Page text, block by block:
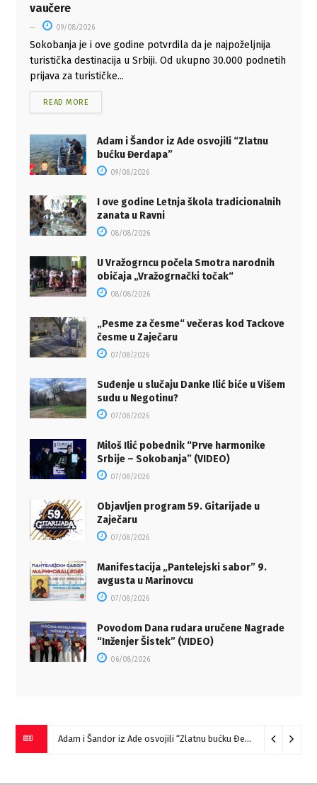
vaučere
09/08/2026
Sokobanja je i ove godine potvrdila da je najpoželjnija
turistička destinacija u Srbiji. Od ukupno 30.000 podnetih
prijava za turističke...
READ MORE
Adam i Šandor iz Ade osvojili “Zlatnu
bućku Đerdapa”
09/08/2026
I ove godine Letnja škola tradicionalnih
zanata u Ravni
08/08/2026
U Vražogrncu počela Smotra narodnih
običaja „Vražogrnački točak“
08/08/2026
„Pesme za česme“ večeras kod Tackove
česme u Zaječaru
07/08/2026
Suđenje u slučaju Danke Ilić biće u Višem
sudu u Negotinu?
07/08/2026
Miloš Ilić pobednik “Prve harmonike
Srbije – Sokobanja” (VIDEO)
07/08/2026
Objavljen program 59. Gitarijade u
Zaječaru
07/08/2026
Manifestacija „Pantelejski sabor” 9.
avgusta u Marinovcu
07/08/2026
Povodom Dana rudara uručene Nagrade
“Inženjer Šistek” (VIDEO)
06/08/2026
Adam i Šandor iz Ade osvojili “Zlatnu bućku Đerdapa” 09/08/